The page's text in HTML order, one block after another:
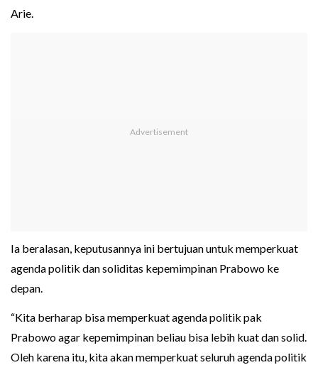
Arie.
Ia beralasan, keputusannya ini bertujuan untuk memperkuat
agenda politik dan soliditas kepemimpinan Prabowo ke
depan.
“Kita berharap bisa memperkuat agenda politik pak
Prabowo agar kepemimpinan beliau bisa lebih kuat dan solid.
Oleh karena itu, kita akan memperkuat seluruh agenda politik